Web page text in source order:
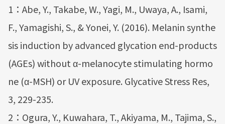
1：Abe, Y., Takabe, W., Yagi, M., Uwaya, A., Isami,
F., Yamagishi, S., & Yonei, Y. (2016). Melanin synthe
sis induction by advanced glycation end-products
(AGEs) without α-melanocyte stimulating hormo
ne (α-MSH) or UV exposure. Glycative Stress Res,
3, 229-235.
2：Ogura, Y., Kuwahara, T., Akiyama, M., Tajima, S.,